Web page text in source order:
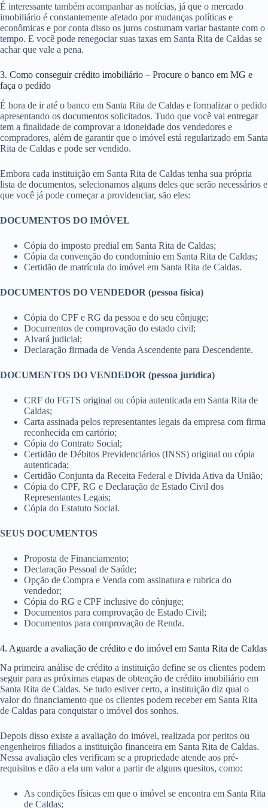
É interessante também acompanhar as notícias, já que o mercado
imobiliário é constantemente afetado por mudanças políticas e
econômicas e por conta disso os juros costumam variar bastante com o
tempo. E você pode renegociar suas taxas em Santa Rita de Caldas se
achar que vale a pena.
3. Como conseguir crédito imobiliário – Procure o banco em MG e
faça o pedido
É hora de ir até o banco em Santa Rita de Caldas e formalizar o pedido
apresentando os documentos solicitados. Tudo que você vai entregar
tem a finalidade de comprovar a idoneidade dos vendedores e
compradores, além de garantir que o imóvel está regularizado em Santa
Rita de Caldas e pode ser vendido.
Embora cada instituição em Santa Rita de Caldas tenha sua própria
lista de documentos, selecionamos alguns deles que serão necessários e
que você já pode começar a providenciar, são eles:
DOCUMENTOS DO IMÓVEL
Cópia do imposto predial em Santa Rita de Caldas;
Cópia da convenção do condomínio em Santa Rita de Caldas;
Certidão de matrícula do imóvel em Santa Rita de Caldas.
DOCUMENTOS DO VENDEDOR (pessoa física)
Cópia do CPF e RG da pessoa e do seu cônjuge;
Documentos de comprovação do estado civil;
Alvará judicial;
Declaração firmada de Venda Ascendente para Descendente.
DOCUMENTOS DO VENDEDOR (pessoa jurídica)
CRF do FGTS original ou cópia autenticada em Santa Rita de
Caldas;
Carta assinada pelos representantes legais da empresa com firma
reconhecida em cartório;
Cópia do Contrato Social;
Certidão de Débitos Previdenciários (INSS) original ou cópia
autenticada;
Certidão Conjunta da Receita Federal e Dívida Ativa da União;
Cópia do CPF, RG e Declaração de Estado Civil dos
Representantes Legais;
Cópia do Estatuto Social.
SEUS DOCUMENTOS
Proposta de Financiamento;
Declaração Pessoal de Saúde;
Opção de Compra e Venda com assinatura e rubrica do
vendedor;
Cópia do RG e CPF inclusive do cônjuge;
Documentos para comprovação de Estado Civil;
Documentos para comprovação de Renda.
4. Aguarde a avaliação de crédito e do imóvel em Santa Rita de Caldas
Na primeira análise de crédito a instituição define se os clientes podem
seguir para as próximas etapas de obtenção de crédito imobiliário em
Santa Rita de Caldas. Se tudo estiver certo, a instituição diz qual o
valor do financiamento que os clientes podem receber em Santa Rita
de Caldas para conquistar o imóvel dos sonhos.
Depois disso existe a avaliação do imóvel, realizada por peritos ou
engenheiros filiados a instituição financeira em Santa Rita de Caldas.
Nessa avaliação eles verificam se a propriedade atende aos pré-
requisitos e dão a ela um valor a partir de alguns quesitos, como:
As condições físicas em que o imóvel se encontra em Santa Rita
de Caldas;